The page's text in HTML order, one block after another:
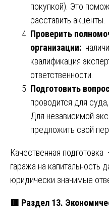
покупкой). Это
расставить акценты.
Проверить
организации:
квалификация
ответственности.
Подготовить
проводится для
Для независимой
предложить свой
Качественная подготовка
гаража на капитальность
юридически значимые
🟥 Раздел 13.